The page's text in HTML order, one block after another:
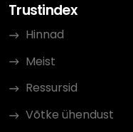
Trustindex
Hinnad
Meist
Ressursid
Võtke ühendust